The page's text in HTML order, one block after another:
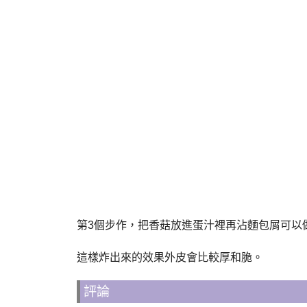
第3個步作，把香菇放進蛋汁裡再沾麵包屑可以
這樣炸出來的效果外皮會比較厚和脆。
評論